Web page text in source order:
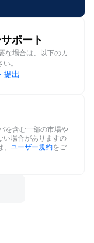
ポート
な場合は、以下のカ
。
提出
を含む一部の市場や
い場合がありますの
ユーザー規約をご